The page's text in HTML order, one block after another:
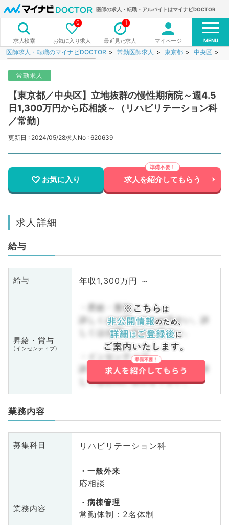
医師の求人・転職・アルバイトはマイナビDOCTOR
求人検索 お気に入り求人
0
最近見た求人
1
マイページ MENU
医師求人・転職のマイナビDOCTOR 常勤医師求人 東京都 中央区
常勤求人
【東京都／中央区】立地抜群の慢性期病院～週4.5
日1,300万円から応相談～（リハビリテーション科
／常勤）
更新日 : 2024/05/28求人No : 620639
お気に入り 求人を紹介してもらう
求人詳細
給与
給与 年収1,300万円 ～
昇給・賞与
(インセンティブ)
・昇給・賞与
詳しくはお問い合わせ下さい。詳
しくはお問い合わせ下さい。
・インセンティブ
詳しくはお問い合わせ下さい。詳
しくはお問い合わせ下さい。
業務内容
募集科目 リハビリテーション科
業務内容
一般外来
応相談
病棟管理
常勤体制：2名体制